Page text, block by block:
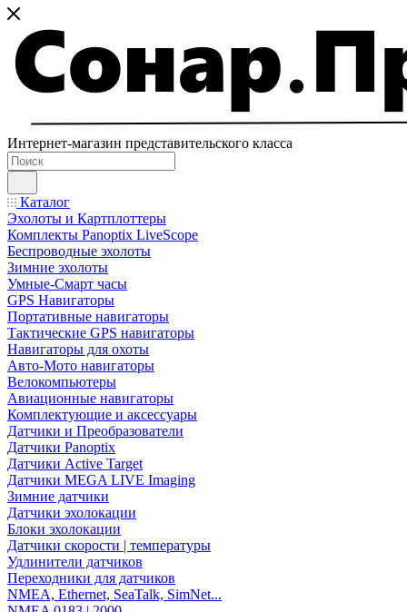
Интернет-магазин представительского класса
Каталог
Эхолоты и Картплоттеры
Комплекты Panoptix LiveScope
Беспроводные эхолоты
Зимние эхолоты
Умные-Смарт часы
GPS Навигаторы
Портативные навигаторы
Тактические GPS навигаторы
Навигаторы для охоты
Авто-Мото навигаторы
Велокомпьютеры
Авиационные навигаторы
Комплектующие и аксессуары
Датчики и Преобразователи
Датчики Panoptix
Датчики Active Target
Датчики MEGA LIVE Imaging
Зимние датчики
Датчики эхолокации
Блоки эхолокации
Датчики скорости | температуры
Удлинители датчиков
Переходники для датчиков
NMEA, Ethernet, SeaTalk, SimNet...